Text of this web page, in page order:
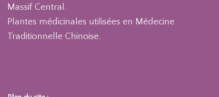
Massif Central.
Plantes médicinales utilisées en Médecine
Traditionnelle Chinoise.